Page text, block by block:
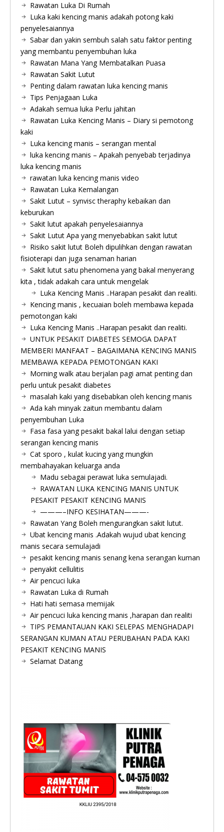
Rawatan Luka Di Rumah
Luka kaki kencing manis adakah potong kaki
penyelesaiannya
Sabar dan yakin sembuh salah satu faktor penting
yang membantu penyembuhan luka
Rawatan Mana Yang Membatalkan Puasa
Rawatan Sakit Lutut
Penting dalam rawatan luka kencing manis
Tips Penjagaan Luka
Adakah semua luka Perlu jahitan
Rawatan Luka Kencing Manis – Diary si pemotong
kaki
Luka kencing manis – serangan mental
luka kencing manis – Apakah penyebab terjadinya
luka kencing manis
rawatan luka kencing manis video
Rawatan Luka Kemalangan
Sakit Lutut – synvisc theraphy kebaikan dan
keburukan
Sakit lutut apakah penyelesaiannya
Sakit Lutut Apa yang menyebabkan sakit lutut
Risiko sakit lutut Boleh dipulihkan dengan rawatan
fisioterapi dan juga senaman harian
Sakit lutut satu phenomena yang bakal menyerang
kita , tidak adakah cara untuk mengelak
Luka Kencing Manis ..Harapan pesakit dan realiti.
Kencing manis , kecuaian boleh membawa kepada
pemotongan kaki
Luka Kencing Manis ..Harapan pesakit dan realiti.
UNTUK PESAKIT DIABETES SEMOGA DAPAT
MEMBERI MANFAAT – BAGAIMANA KENCING MANIS
MEMBAWA KEPADA PEMOTONGAN KAKI
Morning walk atau berjalan pagi amat penting dan
perlu untuk pesakit diabetes
masalah kaki yang disebabkan oleh kencing manis
Ada kah minyak zaitun membantu dalam
penyembuhan Luka
Fasa fasa yang pesakit bakal lalui dengan setiap
serangan kencing manis
Cat sporo , kulat kucing yang mungkin
membahayakan keluarga anda
Madu sebagai perawat luka semulajadi.
RAWATAN LUKA KENCING MANIS UNTUK
PESAKIT PESAKIT KENCING MANIS
———–INFO KESIHATAN———-
Rawatan Yang Boleh mengurangkan sakit lutut.
Ubat kencing manis .Adakah wujud ubat kencing
manis secara semulajadi
pesakit kencing manis senang kena serangan kuman
penyakit cellulitis
Air pencuci luka
Rawatan Luka di Rumah
Hati hati semasa memijak
Air pencuci luka kencing manis ,harapan dan realiti
TIPS PEMANTAUAN KAKI SELEPAS MENGHADAPI
SERANGAN KUMAN ATAU PERUBAHAN PADA KAKI
PESAKIT KENCING MANIS
Selamat Datang